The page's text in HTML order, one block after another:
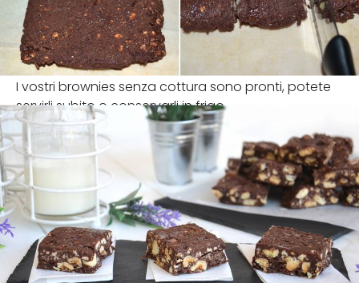
I vostri brownies senza cottura sono pronti, potete
servirli subito o conservarli in frigo.